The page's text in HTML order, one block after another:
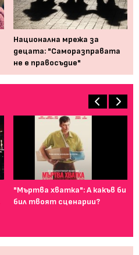
Национална мрежа за
децата: "Саморазправата
не е правосъдие"
"Мъртва хватка": А какъв би
бил твоят сценарии?